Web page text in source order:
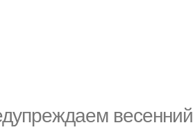
весенний